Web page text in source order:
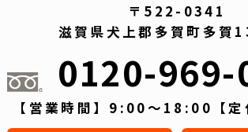
〒522-0341
滋賀県犬上郡多賀町多賀
0120-969-
【営業時間】9:00～18:00【定